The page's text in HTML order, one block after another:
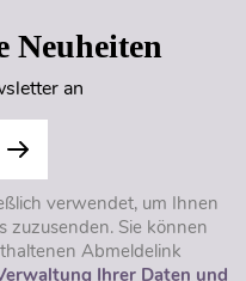
Neuheiten
an
verwendet, um Ihnen
zuzusenden. Sie können
Abmeldelink
Ihrer Daten und